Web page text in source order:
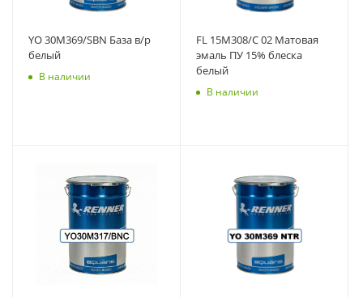
YO 30M369/SBN База в/р
белый
В наличии
FL 15M308/C 02 Матовая
эмаль ПУ 15% блеска
белый
В наличии